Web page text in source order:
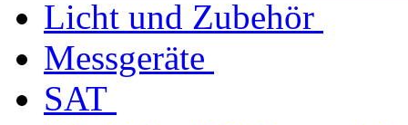
Licht und Zubehör
Messgeräte
SAT